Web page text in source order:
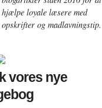
hjælpe loyale læsere med
opskrifter og madlavningstip.
vores nye